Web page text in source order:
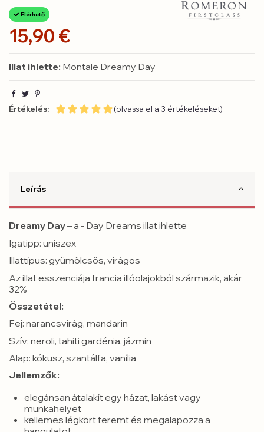
Elérhető
15,90 €
Illat ihlette: Montale Dreamy Day
Értékelés: (olvassa el a 3 értékeléseket)
Leírás
Dreamy Day– a - Day Dreams illat ihlette
Igatipp: uniszex
Illattípus: gyümölcsös, virágos
Az illat esszenciája francia illóolajokból származik, akár
32%
Összetétel:
Fej: narancsvirág, mandarin
Szív: neroli, tahiti gardénia, jázmin
Alap: kókusz, szantálfa, vanília
Jellemzők:
elegánsan átalakít egy házat, lakást vagy
munkahelyet
kellemes légkört teremt és megalapozza a